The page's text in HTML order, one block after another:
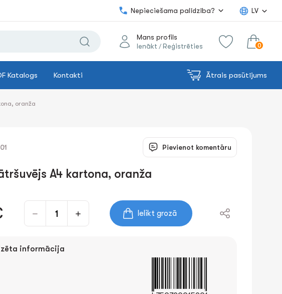
Nepieciešama palīdzība? LV
Mans profils
Ienākt / Reģistrēties 0
Katalogs Kontakti Ātrais pasūtījums
oranža
Pievienot komentāru
A4 kartona, oranža
Ielikt grozā
informācija